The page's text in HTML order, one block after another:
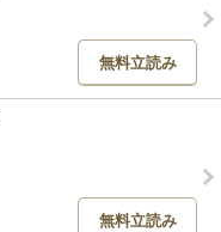
無料立読み
無料立読み